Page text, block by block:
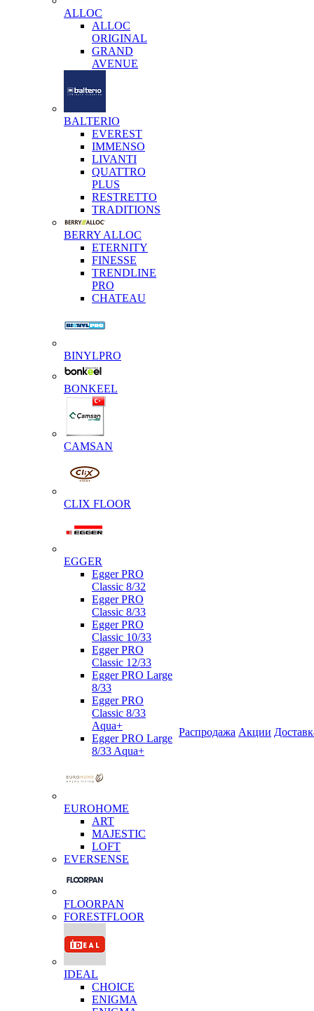
ALLOC
ALLOC
ORIGINAL
GRAND
AVENUE
BALTERIO
EVEREST
IMMENSO
LIVANTI
QUATTRO
PLUS
RESTRETTO
TRADITIONS
BERRY ALLOC
ETERNITY
FINESSE
TRENDLINE
PRO
CHATEAU
BINYLPRO
BONKEEL
CAMSAN
CLIX FLOOR
EGGER
Egger PRO
Classic 8/32
Egger PRO
Classic 8/33
Egger PRO
Classic 10/33
Egger PRO
Classic 12/33
Egger PRO Large
8/33
Egger PRO
Classic 8/33
Aqua+
Egger PRO Large
8/33 Aqua+
EUROHOME
ART
MAJESTIC
LOFT
EVERSENSE
FLOORPAN
FORESTFLOOR
IDEAL
CHOICE
ENIGMA
Распродажа Акции